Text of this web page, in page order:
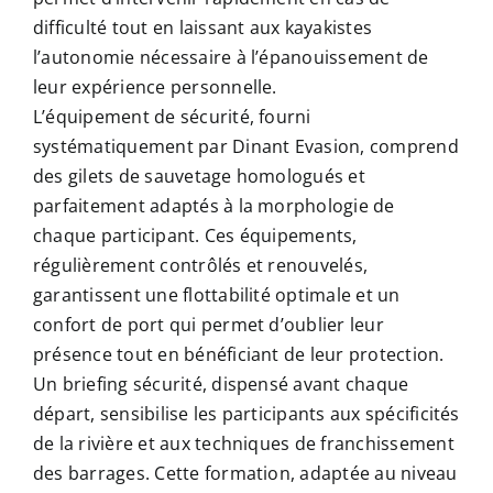
difficulté tout en laissant aux kayakistes
l’autonomie nécessaire à l’épanouissement de
leur expérience personnelle.
L’équipement de sécurité, fourni
systématiquement par Dinant Evasion, comprend
des gilets de sauvetage homologués et
parfaitement adaptés à la morphologie de
chaque participant. Ces équipements,
régulièrement contrôlés et renouvelés,
garantissent une flottabilité optimale et un
confort de port qui permet d’oublier leur
présence tout en bénéficiant de leur protection.
Un briefing sécurité, dispensé avant chaque
départ, sensibilise les participants aux spécificités
de la rivière et aux techniques de franchissement
des barrages. Cette formation, adaptée au niveau